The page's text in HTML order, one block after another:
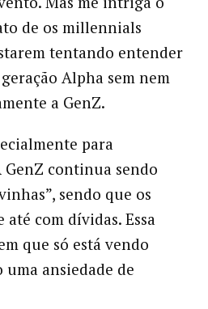
de os millennials
tentando entender
Alpha sem nem
a GenZ.
para
GenZ continua sendo
sendo que os
até com dívidas. Essa
que só está vendo
ansiedade de